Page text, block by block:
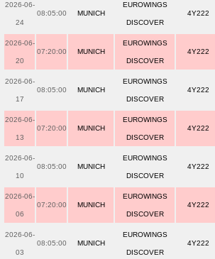
2026-06-
24
08:05:00 MUNICH
EUROWINGS
DISCOVER
4Y222
2026-06-
20
07:20:00 MUNICH
EUROWINGS
DISCOVER
4Y222
2026-06-
17
08:05:00 MUNICH
EUROWINGS
DISCOVER
4Y222
2026-06-
13
07:20:00 MUNICH
EUROWINGS
DISCOVER
4Y222
2026-06-
10
08:05:00 MUNICH
EUROWINGS
DISCOVER
4Y222
2026-06-
06
07:20:00 MUNICH
EUROWINGS
DISCOVER
4Y222
2026-06-
03
08:05:00 MUNICH
EUROWINGS
DISCOVER
4Y222